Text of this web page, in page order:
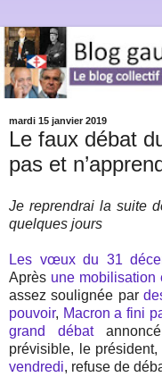
mardi 15 janvier 2019
Le faux débat
pas et
Je reprendrai la suite
quelques jours
Les vœux du 31
Après une mobilisation
assez soulignée par
pouvoir, Macron a fini
grand débat
prévisible, le président,
vendredi, refuse de